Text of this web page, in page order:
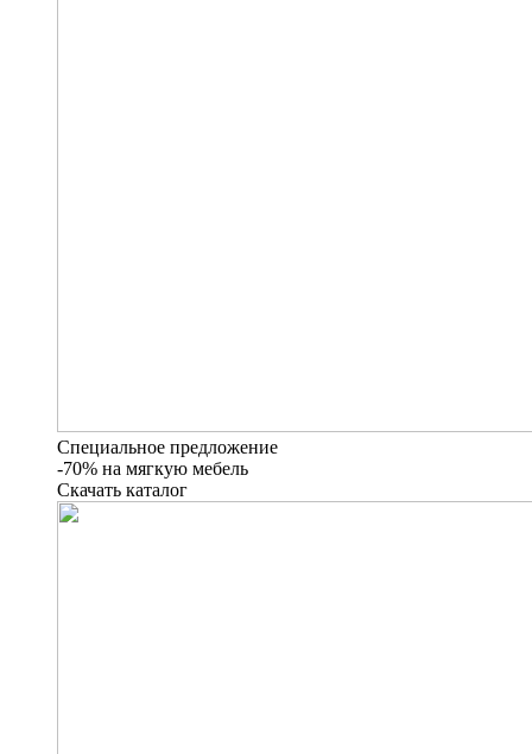
Специальное предложение
-70% на мягкую мебель
Скачать каталог